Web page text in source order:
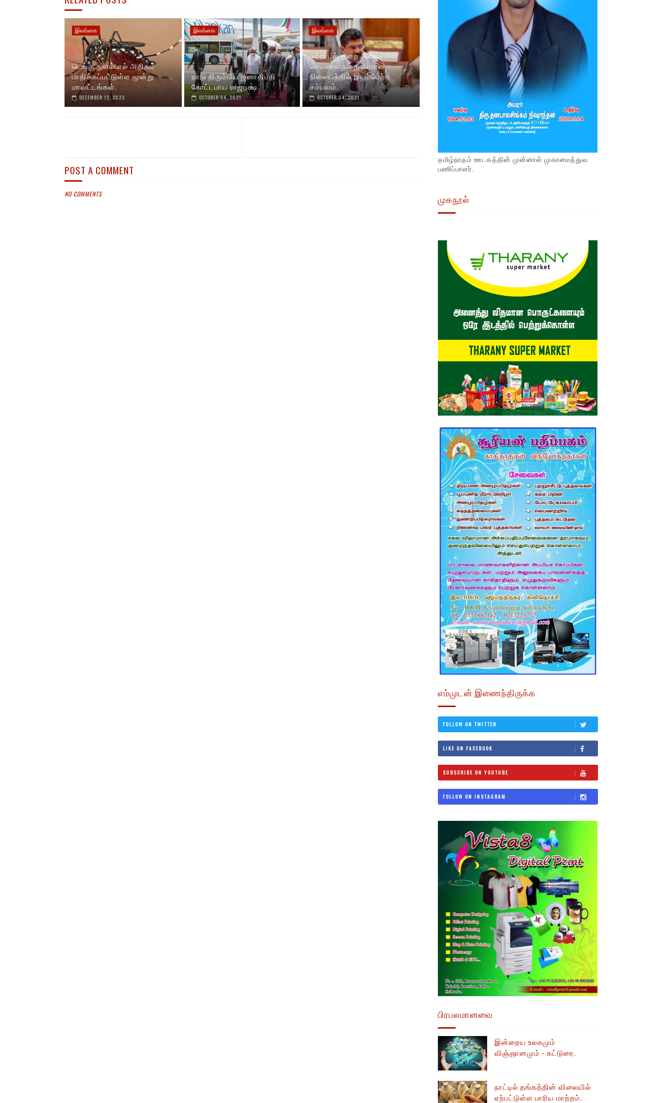
இலங்கை
டெங்கு நுளம்பால் அதிகம்
பாதிக்கப்பட்டுள்ள மூன்று
மாவட்டங்கள்.
DECEMBER 12, 2023
இலங்கை
நாடு திரும்பிய ஜனாதிபதி
கோட்டபாய ராஜபக்ஷ
OCTOBER 04, 2021
இலங்கை
சுற்றாடல் துறை அமைச்சின்
செயலாளருக்கு விமான
நிலையத்தில் இடம்பெற்ற
சம்பவம்.
OCTOBER 04, 2021
POST A COMMENT
NO COMMENTS
தமிழ்நாதம் ஊடகத்தின் முன்னாள் முகாமைத்துவ
பணிப்பாளர்.
முகநூல்
எம்முடன் இணைந்திருக்க
FOLLOW ON TWITTER
LIKE ON FACEBOOK
SUBSCRIBE ON YOUTUBE
FOLLOW ON INSTAGRAM
பிரபலமானவை
இன்றைய உலகமும்
விஞ்ஞானமும் - கட்டுரை.
நாட்டில் தங்கத்தின் விலையில்
ஏற்பட்டுள்ள பாரிய மாற்றம்.